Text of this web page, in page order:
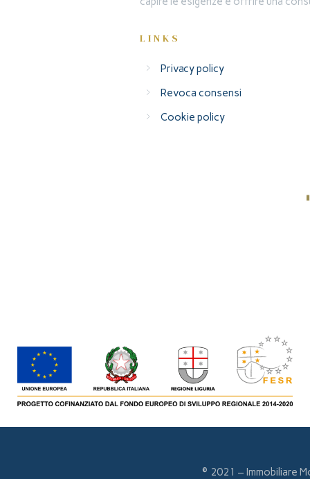
LINKS
Privacy policy
Revoca consensi
Cookie policy
© 2021 – Immobiliare